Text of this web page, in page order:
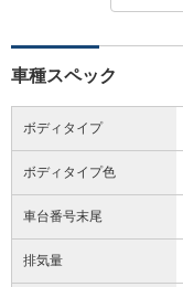
車種スペック
ボディタイプ
ボディタイプ色
車台番号末尾
排気量